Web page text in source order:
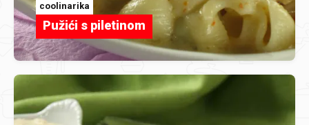
coolinarika
Pužići s piletinom